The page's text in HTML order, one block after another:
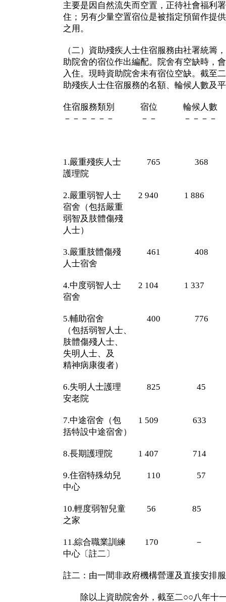
主要是因自然流失而空置，正待社會福利
住；另有少量空置宿位是被指定預留作提
之用。
（二）資助殘疾人士住宿服務由社署統籌
助院舍的宿位作出編配。院舍有空缺時，
入住。現時資助院舍未有宿位空缺。截至
助殘疾人士住宿服務的名額、輪候人數及
住宿服務類別 宿位 輪候人數
－－－－－－ －－ －－－－
1.嚴重殘疾人士 765
護理院
2.嚴重弱智人士 2 940 1
宿舍（包括嚴重
弱智及肢體傷殘
人士）
3.嚴重肢體傷殘 461
人士宿舍
4.中度弱智人士 2 104 1
宿舍
5.輔助宿舍 400
（包括弱智人士、
肢體傷殘人士、
失明人士、及
精神病康復者）
6.失明人士護理 825
安老院
7.中途宿舍（包 1 509
括特設中途宿舍）
8.長期護理院 1 407
9.住宿特殊幼兒 110
中心
10.輕度弱智兒童 56
之家
11.綜合職業訓練 170
中心〔註二〕
註二：由一間非政府機構營運及直接安排
除以上資助院舍外，截至二○○八年十